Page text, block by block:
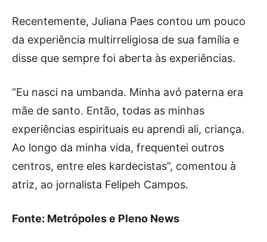
Recentemente, Juliana Paes contou um pouco
da experiência multirreligiosa de sua família e
disse que sempre foi aberta às experiências.
“Eu nasci na umbanda. Minha avó paterna era
mãe de santo. Então, todas as minhas
experiências espirituais eu aprendi ali, criança.
Ao longo da minha vida, frequentei outros
centros, entre eles kardecistas”, comentou à
atriz, ao jornalista Felipeh Campos.
Fonte: Metrópoles e Pleno News